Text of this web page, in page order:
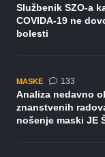
Službenik SZO-a
COVIDA-19 ne
bolesti
MASKE 133
Analiza nedavno
znanstvenih
nošenje maski JE